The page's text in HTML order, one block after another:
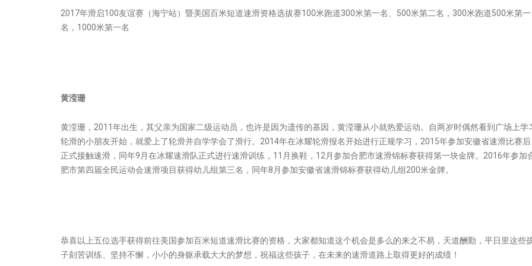
2017年滑启100友谊赛（海宁站）暨美国百米短道速滑资格选拔赛100米跑道300米第一名、500米第二名，300米跑道500米第一
名，1000米第一名
黄滢珊
黄滢珊，2011年出生，其父亲为国家二级运动员，也许是因为遗传的基因，黄滢珊从小就热爱运动。自两岁时偶然看到广场上学
轮滑的小朋友开始，就爱上了轮滑并自学学会了滑行。2014年在冰耀轮滑报名开始进行正规学习，2015年参加安徽省速滑比赛后
正式接触速滑，同年9月在冰耀速滑队正式进行速滑训练，11月换鞋，12月参加合肥市速滑锦标赛获得第一块金牌。2016年参加
肥市第四届全民运动会速滑项目获得幼儿组第三名，同年8月参加安徽省速滑锦标赛获得幼儿组200米金牌。
恭喜以上五位选手获得前往美国参加百米短道速滑比赛的资格，大家都知道这个机会是多么的来之不易，天道酬勤，平日里这些
子刻苦训练、坚持不懈，小小的身躯承载大大的梦想，祝福这些孩子，在未来的速滑道路上取得更好的成绩！